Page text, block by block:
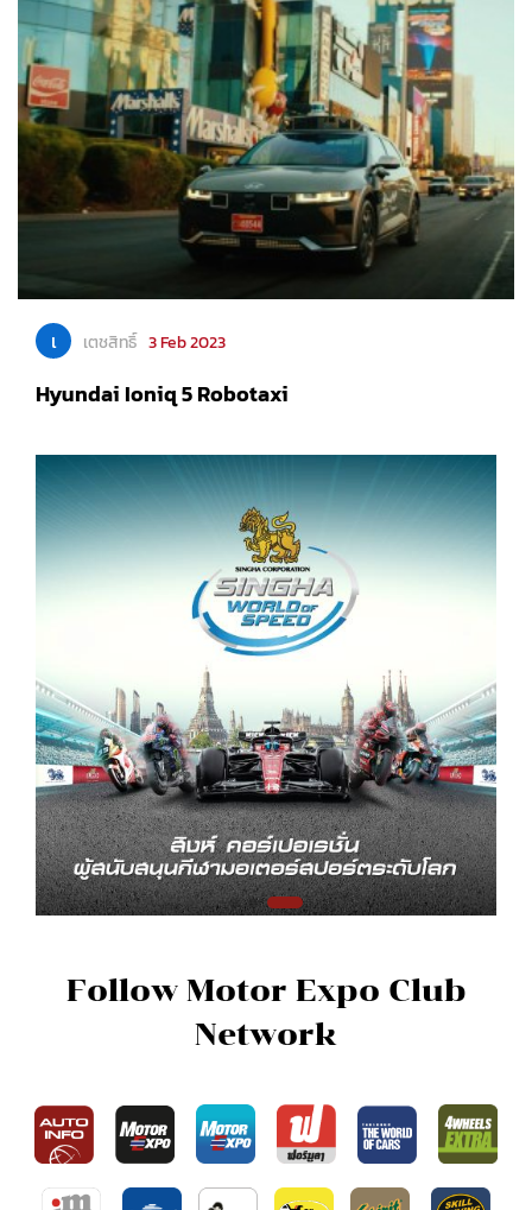
เ เตชสิทธิ์ 3 Feb 2023
Hyundai Ioniq 5 Robotaxi
Follow Motor Expo Club
Network